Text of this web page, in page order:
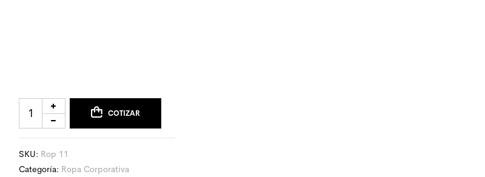
COTIZAR
SKU: Rop 11
Categoría: Ropa Corporativa